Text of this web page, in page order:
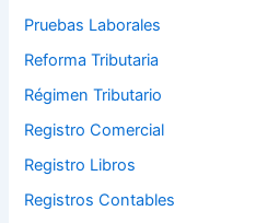
Pruebas Laborales
Reforma Tributaria
Régimen Tributario
Registro Comercial
Registro Libros
Registros Contables